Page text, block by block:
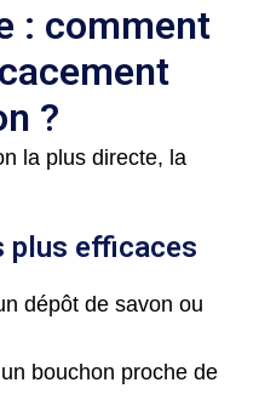
: comment
?
la plus directe, la
plus efficaces
dépôt de savon ou
bouchon proche de